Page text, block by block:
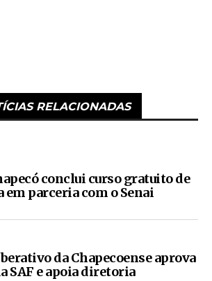
RELACIONADAS
conclui curso gratuito de
em parceria com o Senai
da Chapecoense aprova
SAF e apoia diretoria